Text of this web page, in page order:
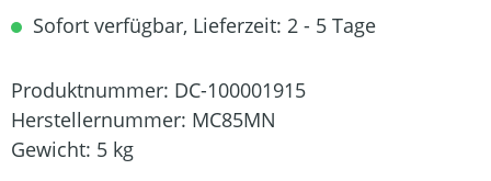
Sofort verfügbar, Lieferzeit: 2 - 5 Tage
Produktnummer: DC-100001915
Herstellernummer: MC85MN
Gewicht: 5 kg